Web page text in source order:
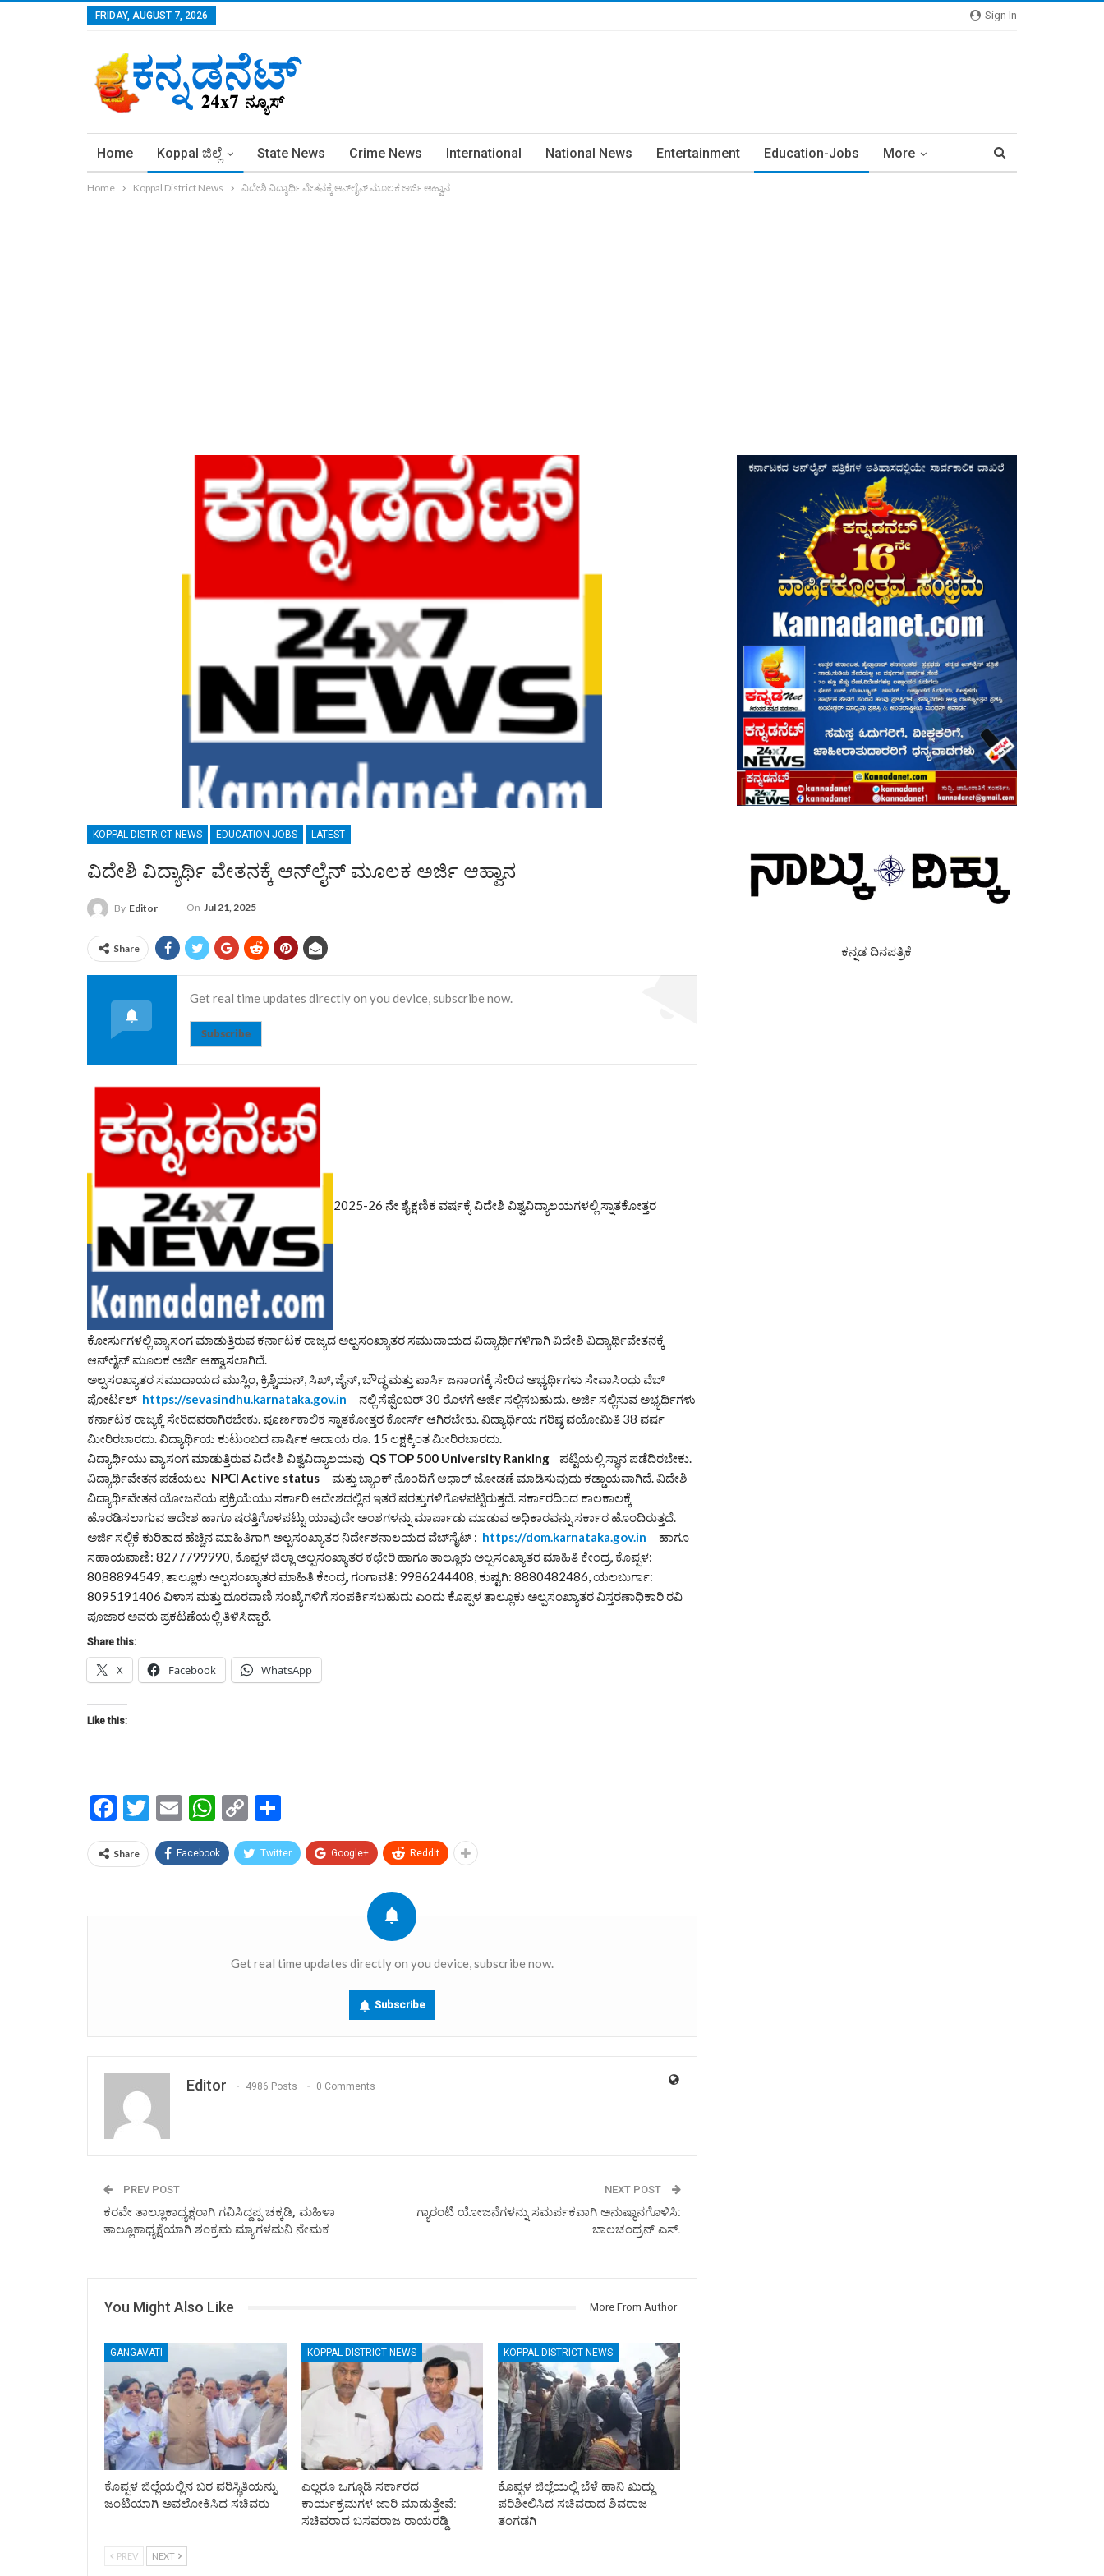
Sign In
FRIDAY, AUGUST 7, 2026
Home Koppal ಜಿಲ್ಲೆ State News Crime News International National News Entertainment Education-Jobs More
Home Koppal District News ವಿದೇಶಿ ವಿದ್ಯಾರ್ಥಿ ವೇತನಕ್ಕೆ ಆನ್‌ಲೈನ್ ಮೂಲಕ ಅರ್ಜಿ ಆಹ್ವಾನ
KOPPAL DISTRICT NEWS EDUCATION-JOBS LATEST
ವಿದೇಶಿ ವಿದ್ಯಾರ್ಥಿ ವೇತನಕ್ಕೆ ಆನ್‌ಲೈನ್ ಮೂಲಕ ಅರ್ಜಿ ಆಹ್ವಾನ
By Editor On Jul 21, 2025
Share
Get real time updates directly on you device, subscribe now.
Subscribe
2025-26 ನೇ ಶೈಕ್ಷಣಿಕ ವರ್ಷಕ್ಕೆ ವಿದೇಶಿ ವಿಶ್ವವಿದ್ಯಾಲಯಗಳಲ್ಲಿ ಸ್ನಾತಕೋತ್ತರ
ಕೋರ್ಸುಗಳಲ್ಲಿ ವ್ಯಾಸಂಗ ಮಾಡುತ್ತಿರುವ ಕರ್ನಾಟಕ ರಾಜ್ಯದ ಅಲ್ಪಸಂಖ್ಯಾತರ ಸಮುದಾಯದ ವಿದ್ಯಾರ್ಥಿಗಳಿಗಾಗಿ ವಿದೇಶಿ ವಿದ್ಯಾರ್ಥಿವೇತನಕ್ಕೆ
ಆನ್‌ಲೈನ್ ಮೂಲಕ ಅರ್ಜಿ ಆಹ್ವಾಸಲಾಗಿದೆ.
ಅಲ್ಪಸಂಖ್ಯಾತರ ಸಮುದಾಯದ ಮುಸ್ಲಿಂ, ಕ್ರಿಶ್ಚಿಯನ್, ಸಿಖ್, ಜೈನ್, ಬೌದ್ಧ ಮತ್ತು ಪಾರ್ಸಿ ಜನಾಂಗಕ್ಕೆ ಸೇರಿದ ಅಭ್ಯರ್ಥಿಗಳು ಸೇವಾಸಿಂಧು ವೆಬ್
ಪೋರ್ಟಲ್ https://sevasindhu.karnataka.gov.in ನಲ್ಲಿ ಸೆಪ್ಟೆಂಬರ್ 30 ರೊಳಗೆ ಅರ್ಜಿ ಸಲ್ಲಿಸಬಹುದು. ಅರ್ಜಿ ಸಲ್ಲಿಸುವ ಅಭ್ಯರ್ಥಿಗಳು
ಕರ್ನಾಟಕ ರಾಜ್ಯಕ್ಕೆ ಸೇರಿದವರಾಗಿರಬೇಕು. ಪೂರ್ಣಕಾಲಿಕ ಸ್ನಾತಕೋತ್ತರ ಕೋರ್ಸ್ ಆಗಿರಬೇಕು. ವಿದ್ಯಾರ್ಥಿಯ ಗರಿಷ್ಠ ವಯೋಮಿತಿ 38 ವರ್ಷ
ಮೀರಿರಬಾರದು. ವಿದ್ಯಾರ್ಥಿಯ ಕುಟುಂಬದ ವಾರ್ಷಿಕ ಆದಾಯ ರೂ. 15 ಲಕ್ಷಕ್ಕಿಂತ ಮೀರಿರಬಾರದು.
ವಿದ್ಯಾರ್ಥಿಯು ವ್ಯಾಸಂಗ ಮಾಡುತ್ತಿರುವ ವಿದೇಶಿ ವಿಶ್ವವಿದ್ಯಾಲಯವು QS TOP 500 University Ranking ಪಟ್ಟಿಯಲ್ಲಿ ಸ್ಥಾನ ಪಡೆದಿರಬೇಕು.
ವಿದ್ಯಾರ್ಥಿವೇತನ ಪಡೆಯಲು NPCI Active status ಮತ್ತು ಬ್ಯಾಂಕ್ ನೊಂದಿಗೆ ಆಧಾರ್ ಜೋಡಣೆ ಮಾಡಿಸುವುದು ಕಡ್ಡಾಯವಾಗಿದೆ. ವಿದೇಶಿ
ವಿದ್ಯಾರ್ಥಿವೇತನ ಯೋಜನೆಯ ಪ್ರಕ್ರಿಯೆಯು ಸರ್ಕಾರಿ ಆದೇಶದಲ್ಲಿನ ಇತರೆ ಷರತ್ತುಗಳಿಗೊಳಪಟ್ಟಿರುತ್ತದೆ. ಸರ್ಕಾರದಿಂದ ಕಾಲಕಾಲಕ್ಕೆ
ಹೊರಡಿಸಲಾಗುವ ಆದೇಶ ಹಾಗೂ ಷರತ್ತಿಗೊಳಪಟ್ಟು ಯಾವುದೇ ಅಂಶಗಳನ್ನು ಮಾರ್ಪಾಡು ಮಾಡುವ ಅಧಿಕಾರವನ್ನು ಸರ್ಕಾರ ಹೊಂದಿರುತ್ತದೆ.
ಅರ್ಜಿ ಸಲ್ಲಿಕೆ ಕುರಿತಾದ ಹೆಚ್ಚಿನ ಮಾಹಿತಿಗಾಗಿ ಅಲ್ಪಸಂಖ್ಯಾತರ ನಿರ್ದೇಶನಾಲಯದ ವೆಬ್‌ಸೈಟ್ : https://dom.karnataka.gov.in ಹಾಗೂ
ಸಹಾಯವಾಣಿ: 8277799990, ಕೊಪ್ಪಳ ಜಿಲ್ಲಾ ಅಲ್ಪಸಂಖ್ಯಾತರ ಕಛೇರಿ ಹಾಗೂ ತಾಲ್ಲೂಕು ಅಲ್ಪಸಂಖ್ಯಾತರ ಮಾಹಿತಿ ಕೇಂದ್ರ, ಕೊಪ್ಪಳ:
8088894549, ತಾಲ್ಲೂಕು ಅಲ್ಪಸಂಖ್ಯಾತರ ಮಾಹಿತಿ ಕೇಂದ್ರ, ಗಂಗಾವತಿ: 9986244408, ಕುಷ್ಟಗಿ: 8880482486, ಯಲಬುರ್ಗಾ:
8095191406 ವಿಳಾಸ ಮತ್ತು ದೂರವಾಣಿ ಸಂಖ್ಯೆಗಳಿಗೆ ಸಂಪರ್ಕಿಸಬಹುದು ಎಂದು ಕೊಪ್ಪಳ ತಾಲ್ಲೂಕು ಅಲ್ಪಸಂಖ್ಯಾತರ ವಿಸ್ತರಣಾಧಿಕಾರಿ ರವಿ
ಪೂಜಾರ ಅವರು ಪ್ರಕಟಣೆಯಲ್ಲಿ ತಿಳಿಸಿದ್ದಾರೆ.
Share this:
X Facebook WhatsApp
Like this:
Facebook
Twitter
EmailWhatsApp
Copy
Link
Share Facebook Twitter Google+ ReddIt
Get real time updates directly on you device, subscribe now.
Subscribe
Editor 4986 Posts 0 Comments
PREV POST
ಕರವೇ ತಾಲ್ಲೂಕಾಧ್ಯಕ್ಷರಾಗಿ ಗವಿಸಿದ್ದಪ್ಪ ಚಕ್ಕಡಿ, ಮಹಿಳಾ
ತಾಲ್ಲೂಕಾಧ್ಯಕ್ಷೆಯಾಗಿ ಶಂಕ್ರಮ ಮ್ಯಾಗಳಮನಿ ನೇಮಕ
NEXT POST
ಗ್ಯಾರಂಟಿ ಯೋಜನೆಗಳನ್ನು ಸಮರ್ಪಕವಾಗಿ ಅನುಷ್ಠಾನಗೊಳಿಸಿ:
ಬಾಲಚಂದ್ರನ್ ಎಸ್.
You Might Also Like More From Author
GANGAVATI
ಕೊಪ್ಪಳ ಜಿಲ್ಲೆಯಲ್ಲಿನ ಬರ ಪರಿಸ್ಥಿತಿಯನ್ನು
ಜಂಟಿಯಾಗಿ ಅವಲೋಕಿಸಿದ ಸಚಿವರು
KOPPAL DISTRICT NEWS
ಎಲ್ಲರೂ ಒಗ್ಗೂಡಿ ಸರ್ಕಾರದ
ಕಾರ್ಯಕ್ರಮಗಳ ಜಾರಿ ಮಾಡುತ್ತೇವೆ:
ಸಚಿವರಾದ ಬಸವರಾಜ ರಾಯರಡ್ಡಿ
KOPPAL DISTRICT NEWS
ಕೊಪ್ಫಳ ಜಿಲ್ಲೆಯಲ್ಲಿ ಬೆಳೆ ಹಾನಿ ಖುದ್ದು
ಪರಿಶೀಲಿಸಿದ ಸಚಿವರಾದ ಶಿವರಾಜ
ತಂಗಡಗಿ
PREV NEXT
ಕನ್ನಡ ದಿನಪತ್ರಿಕೆ